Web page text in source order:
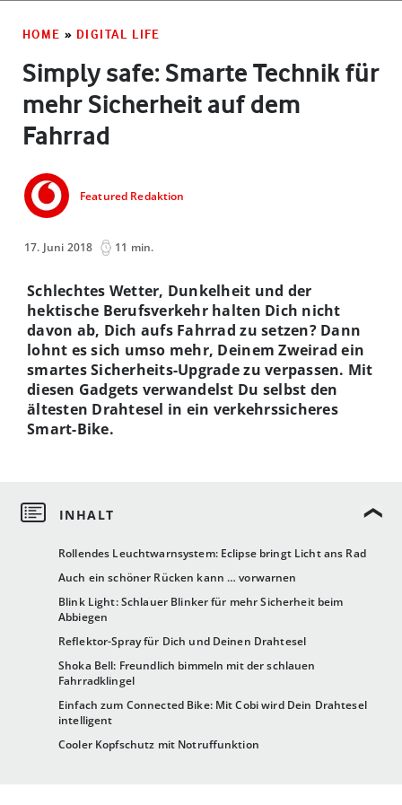
HOME » DIGITAL LIFE
Simply safe: Smarte Technik für
mehr Sicherheit auf dem
Fahrrad
Featured Redaktion
17. Juni 2018 11 min.
Rollendes Leuchtwarnsystem: Eclipse bringt Licht ans Rad
Auch ein schöner Rücken kann … vorwarnen
Blink Light: Schlauer Blinker für mehr Sicherheit beim
Abbiegen
Reflektor-Spray für Dich und Deinen Drahtesel
Shoka Bell: Freundlich bimmeln mit der schlauen
Fahrradklingel
Einfach zum Connected Bike: Mit Cobi wird Dein Drahtesel
intelligent
Cooler Kopfschutz mit Notruffunktion
Schlechtes Wetter, Dunkelheit und der
hektische Berufsverkehr halten Dich nicht
davon ab, Dich aufs Fahrrad zu setzen? Dann
lohnt es sich umso mehr, Deinem Zweirad ein
smartes Sicherheits-Upgrade zu verpassen. Mit
diesen Gadgets verwandelst Du selbst den
ältesten Drahtesel in ein verkehrssicheres
Smart-Bike.